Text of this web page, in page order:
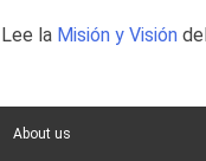
Lee la Misión y Visión
About us